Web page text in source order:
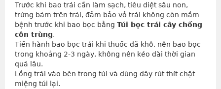
Trước khi bao trái cần làm sạch, tiêu diệt sâu non,
trứng bám trên trái, đảm bảo vỏ trái không còn mầm
bệnh trước khi bao bọc bằng Túi bọc trái cây chống
côn trùng.
Tiến hành bao bọc trái khi thuốc đã khô, nên bao bọc
trong khoảng 2-3 ngày, không nên kéo dài thời gian
quá lâu.
Lồng trái vào bên trong túi và dùng dây rút thít chặt
miệng túi lại.